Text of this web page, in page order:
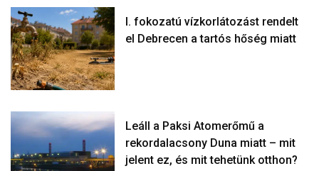
I. fokozatú vízkorlátozást rendelt
el Debrecen a tartós hőség miatt
Leáll a Paksi Atomerőmű a
rekordalacsony Duna miatt – mit
jelent ez, és mit tehetünk otthon?